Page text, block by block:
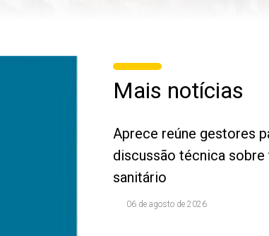
Mais notícias
Aprece reúne gestores
discussão técnica
sanitário
06 de agosto de 2026